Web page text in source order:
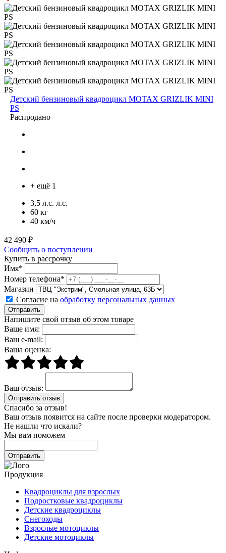
Детский бензиновый квадроцикл MOTAX GRIZLIK MINI
PS
Распродано
+ ещё 1
3,5 л.с. л.с.
60 кг
40 км/ч
42 490 ₽
Сообщить о поступлении
Купить в рассрочку
Имя*
Номер телефона*
Магазин
Согласие на обработку персональных данных
Отправить
Напишите свой отзыв об этом товаре
Ваше имя:
Ваш e-mail:
Ваша оценка:
Ваш отзыв:
Спасибо за отзыв!
Ваш отзыв появится на сайте после проверки модератором.
Не нашли что искали?
Мы вам поможем
Продукция
Квадроциклы для взрослых
Подростковые квадроциклы
Детские квадроциклы
Снегоходы
Взрослые мотоциклы
Детские мотоциклы